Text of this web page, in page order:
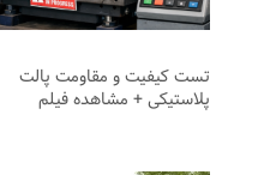
تست کیفیت و مقاومت پالت
پلاستیکی + مشاهده فیلم